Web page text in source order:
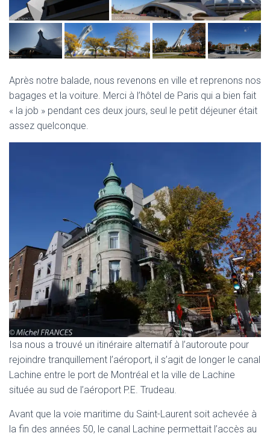
Après notre balade, nous revenons en ville et reprenons nos
bagages et la voiture. Merci à l’hôtel de Paris qui a bien fait
« la job » pendant ces deux jours, seul le petit déjeuner était
assez quelconque.
Isa nous a trouvé un itinéraire alternatif à l’autoroute pour
rejoindre tranquillement l’aéroport, il s’agit de longer le canal
Lachine entre le port de Montréal et la ville de Lachine
située au sud de l’aéroport P.E. Trudeau.
Avant que la voie maritime du Saint-Laurent soit achevée à
la fin des années 50, le canal Lachine permettait l’accès au